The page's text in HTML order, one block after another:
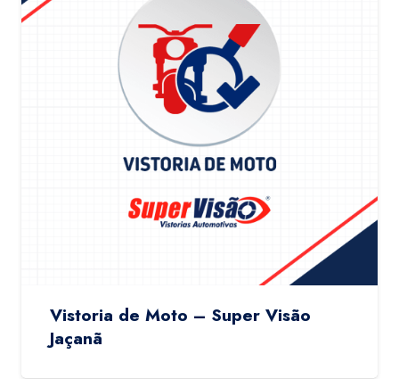
Vistoria de Moto – Super Visão
Jaçanã